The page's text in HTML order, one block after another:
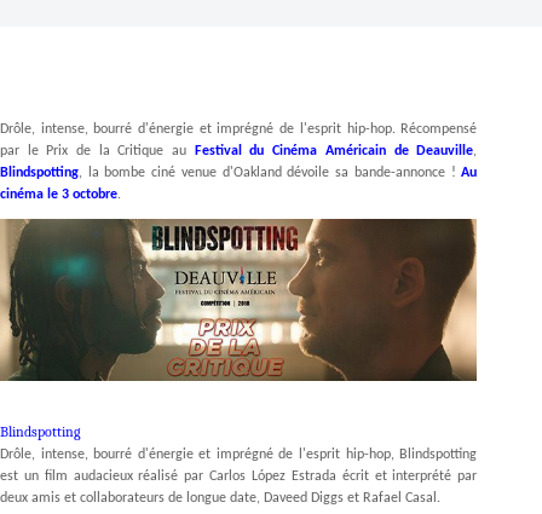
Drôle, intense, bourré d'énergie et imprégné de l'esprit hip-hop. Récompensé
par le Prix de la Critique au
Festival du Cinéma Américain de Deauville,
Blindspotting, la bombe ciné venue d'Oakland dévoile sa bande-annonce !Au
cinéma le 3 octobre.
Blindspotting
Drôle, intense, bourré d'énergie et imprégné de l'esprit hip-hop, Blindspotting
est un film audacieux réalisé par Carlos López Estrada écrit et interprété par
deux amis et collaborateurs de longue date, Daveed Diggs et Rafael Casal.